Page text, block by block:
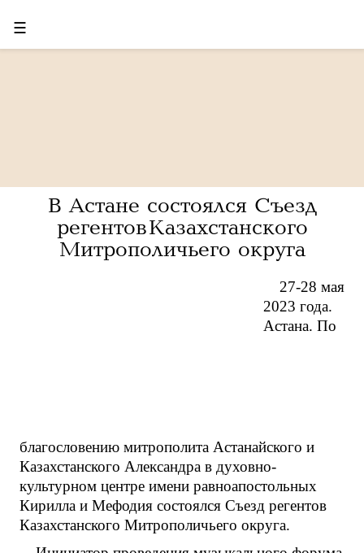
☰
В Астане состоялся Съезд
регентов Казахстанского
Митрополичьего округа
27-28 мая
2023 года.
Астана. По
благословению митрополита Астанайского и
Казахстанского Александра в духовно-
культурном центре имени равноапостольных
Кирилла и Мефодия состоялся Съезд регентов
Казахстанского Митрополичьего округа.